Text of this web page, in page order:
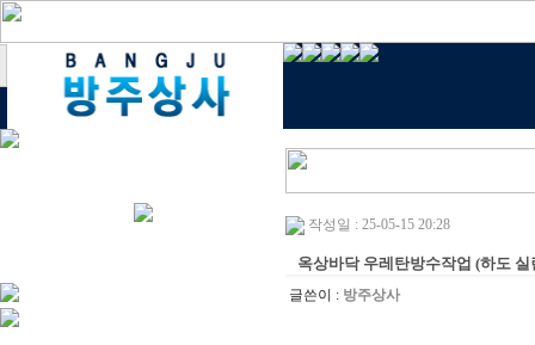
작성일 : 25-05-15 20:28
옥상바닥 우레탄방수작업 (하도
글쓴이 : 방주상사